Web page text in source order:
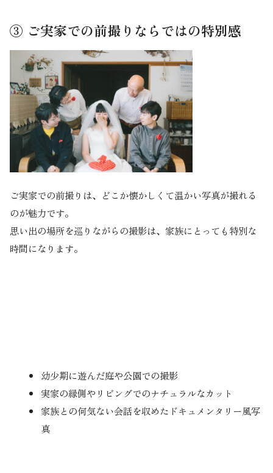
③ ご実家での前撮りならではの特別感
ご実家での前撮りは、どこか懐かしくて温かい写真が撮れる
のが魅力です。
思い出の場所を巡りながらの撮影は、家族にとっても特別な
時間になります。
幼少期に遊んだ庭や公園での撮影
実家の縁側やリビングでのナチュラルなカット
家族との何気ない会話を収めたドキュメンタリー風写
真